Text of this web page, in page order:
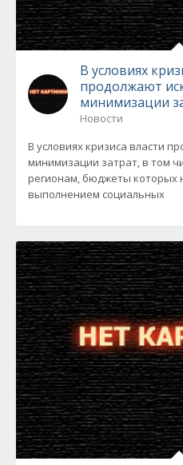
В условиях
продолжают
минимизации
Новости
В условиях кризиса власти
минимизации затрат, в том
регионам, бюджеты которых
выполнением социальных